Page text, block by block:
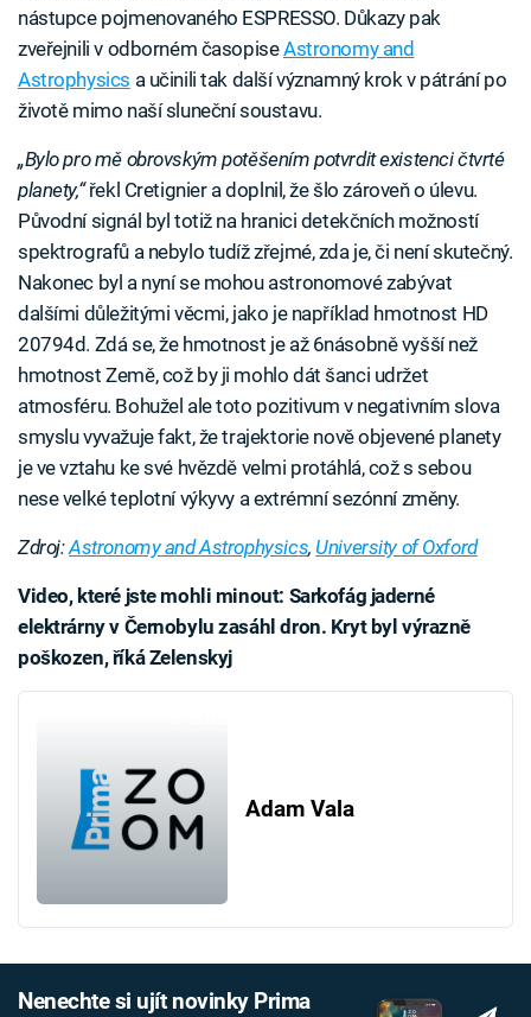
nástupce pojmenovaného ESPRESSO. Důkazy pak
zveřejnili v odborném časopiseAstronomy and
Astrophysics a učinili tak další významný krok v pátrání po
životě mimo naší sluneční soustavu.
„Bylo pro mě obrovským potěšením potvrdit existenci čtvrté
planety,“řekl Cretignier a doplnil, že šlo zároveň o úlevu.
Původní signál byl totiž na hranici detekčních možností
spektrografů a nebylo tudíž zřejmé, zda je, či není skutečný.
Nakonec byl a nyní se mohou astronomové zabývat
dalšími důležitými věcmi, jako je například hmotnost HD
20794d. Zdá se, že hmotnost je až 6násobně vyšší než
hmotnost Země, což by ji mohlo dát šanci udržet
atmosféru. Bohužel ale toto pozitivum v negativním slova
smyslu vyvažuje fakt, že trajektorie nově objevené planety
je ve vztahu ke své hvězdě velmi protáhlá, což s sebou
nese velké teplotní výkyvy a extrémní sezónní změny.
Zdroj:Astronomy and Astrophysics, University of Oxford
Video, které jste mohli minout: Sarkofág jaderné
elektrárny v Černobylu zasáhl dron. Kryt byl výrazně
poškozen, říká Zelenskyj
Adam Vala
Nenechte si ujít novinky Prima